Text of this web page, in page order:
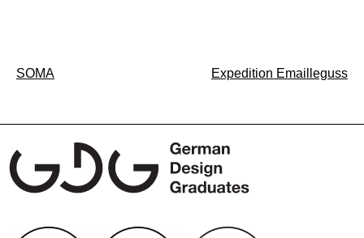
Beitragsnavigation
SOMA Expedition Emailleguss